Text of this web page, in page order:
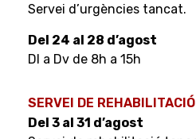
asociado a edema y
dorsal de la muñeca
en dicha zona.
Se comenta con la paciente
de un Síndrome de Dolor
Servei d’urgències tancat.
Del 24 al 28 d’agost
Dl a Dv de 8h a 15h
SERVEI DE REHABILITACIÓ
Del 3 al 31 d’agost